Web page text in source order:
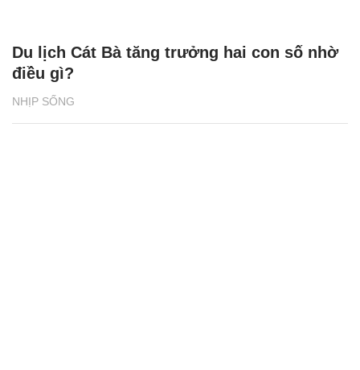
NHỊP SỐNG
Du lịch Cát Bà tăng trưởng hai con số nhờ
điều gì?